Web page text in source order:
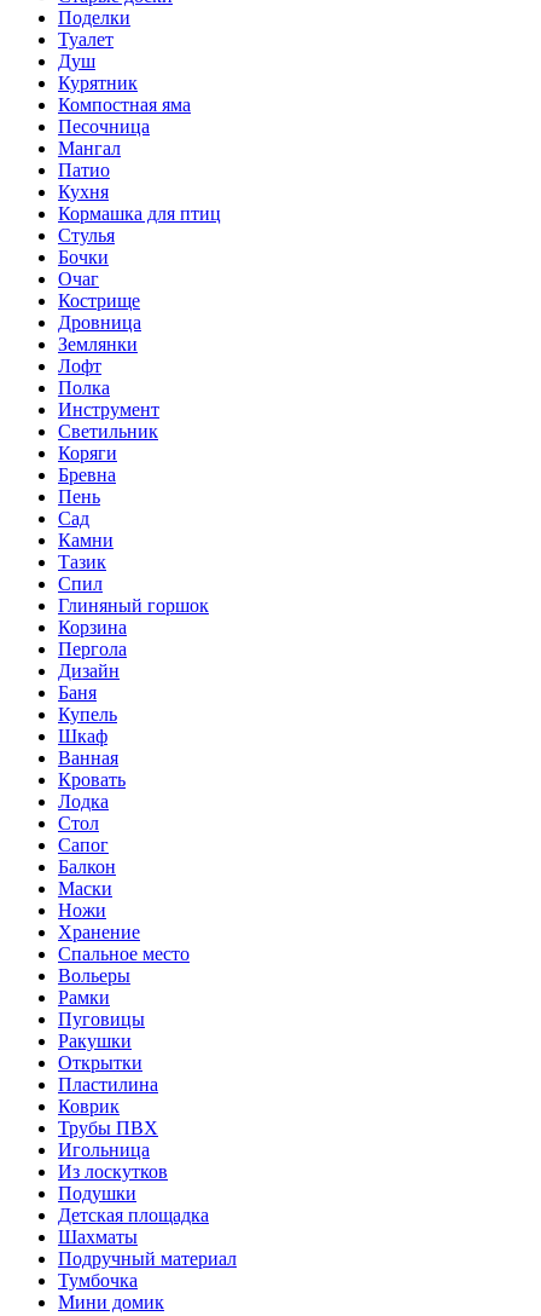
Поделки
Туалет
Душ
Курятник
Компостная яма
Песочница
Мангал
Патио
Кухня
Кормашка для птиц
Стулья
Бочки
Очаг
Кострище
Дровница
Землянки
Лофт
Полка
Инструмент
Светильник
Коряги
Бревна
Пень
Сад
Камни
Тазик
Спил
Глиняный горшок
Корзина
Пергола
Дизайн
Баня
Купель
Шкаф
Ванная
Кровать
Лодка
Стол
Сапог
Балкон
Маски
Ножи
Хранение
Спальное место
Вольеры
Рамки
Пуговицы
Ракушки
Открытки
Пластилина
Коврик
Трубы ПВХ
Игольница
Из лоскутков
Подушки
Детская площадка
Шахматы
Подручный материал
Тумбочка
Мини домик